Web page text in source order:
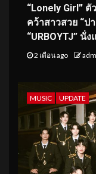
“Lonely Girl”
คว้าสาวสวย “ป
“URBOYTJ” นั่
2 เดือน ago
MUSIC UPDATE